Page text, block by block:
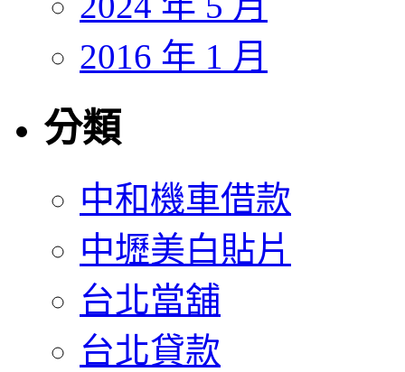
2016 年 1 月
分類
中和機車借款
中壢美白貼片
台北當舖
台北貸款